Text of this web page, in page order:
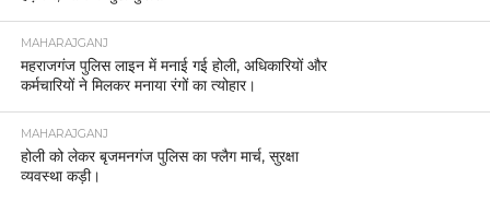
MAHARAJGANJ
महराजगंज पुलिस लाइन में मनाई गई होली, अधिकारियों और
कर्मचारियों ने मिलकर मनाया रंगों का त्योहार।
MAHARAJGANJ
होली को लेकर बृजमनगंज पुलिस का फ्लैग मार्च, सुरक्षा
व्यवस्था कड़ी।